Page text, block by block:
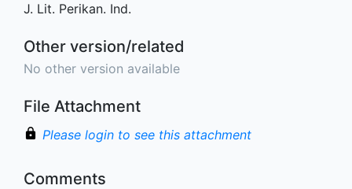
J. Lit. Perikan. Ind.
Other version/related
No other version available
File Attachment
Please login to see this attachment
Comments